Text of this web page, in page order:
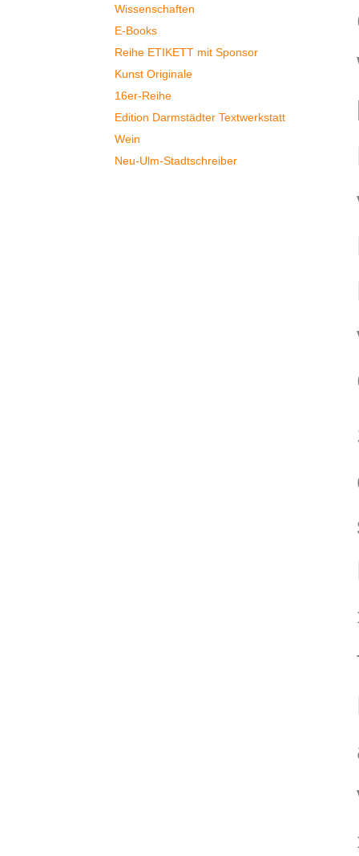
Wissenschaften
E-Books
Reihe ETIKETT mit Sponsor
Kunst Originale
16er-Reihe
Edition Darmstädter Textwerkstatt
Wein
Neu-Ulm-Stadtschreiber